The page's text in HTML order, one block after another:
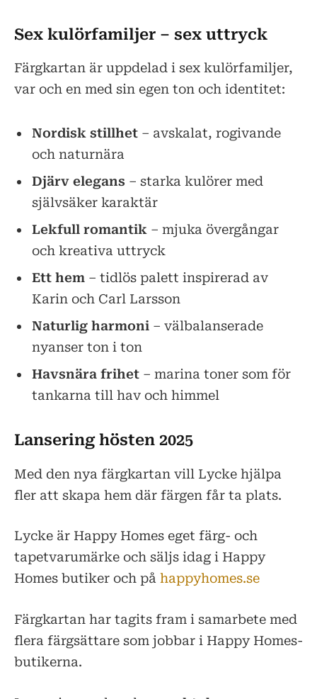
Sex kulörfamiljer – sex uttryck
Färgkartan är uppdelad i sex kulörfamiljer,
var och en med sin egen ton och identitet:
Nordisk stillhet – avskalat, rogivande
och naturnära
Djärv elegans – starka kulörer med
självsäker karaktär
Lekfull romantik – mjuka övergångar
och kreativa uttryck
Ett hem – tidlös palett inspirerad av
Karin och Carl Larsson
Naturlig harmoni – välbalanserade
nyanser ton i ton
Havsnära frihet – marina toner som för
tankarna till hav och himmel
Lansering hösten 2025
Med den nya färgkartan vill Lycke hjälpa
fler att skapa hem där färgen får ta plats.
Lycke är Happy Homes eget färg- och
tapetvarumärke och säljs idag i Happy
Homes butiker och på happyhomes.se
Färgkartan har tagits fram i samarbete med
flera färgsättare som jobbar i Happy Homes-
butikerna.